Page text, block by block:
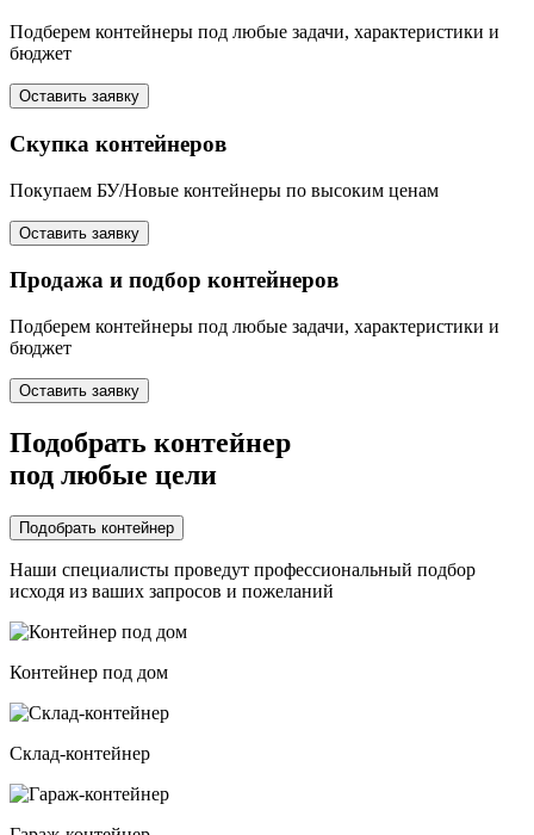
Подберем контейнеры под любые задачи, характеристики и
бюджет
Оставить заявку
Скупка контейнеров
Покупаем БУ/Новые контейнеры по высоким ценам
Оставить заявку
Продажа и подбор контейнеров
Подберем контейнеры под любые задачи, характеристики и
бюджет
Оставить заявку
Подобрать контейнер
под любые цели
Подобрать контейнер
Наши специалисты проведут профессиональный подбор
исходя из ваших запросов и пожеланий
Контейнер под дом
Склад-контейнер